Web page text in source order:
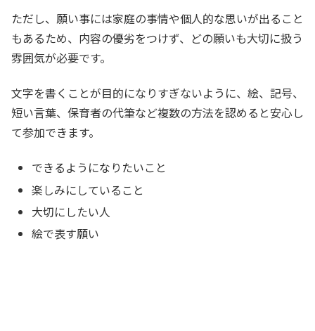
ただし、願い事には家庭の事情や個人的な思いが出ること
もあるため、内容の優劣をつけず、どの願いも大切に扱う
雰囲気が必要です。
文字を書くことが目的になりすぎないように、絵、記号、
短い言葉、保育者の代筆など複数の方法を認めると安心し
て参加できます。
できるようになりたいこと
楽しみにしていること
大切にしたい人
絵で表す願い